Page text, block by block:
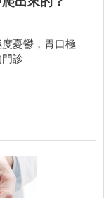
憂鬱，胃口極
診...